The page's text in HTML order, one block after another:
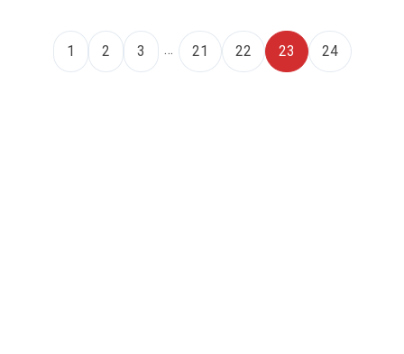
1 2 3 … 21 22 23 24